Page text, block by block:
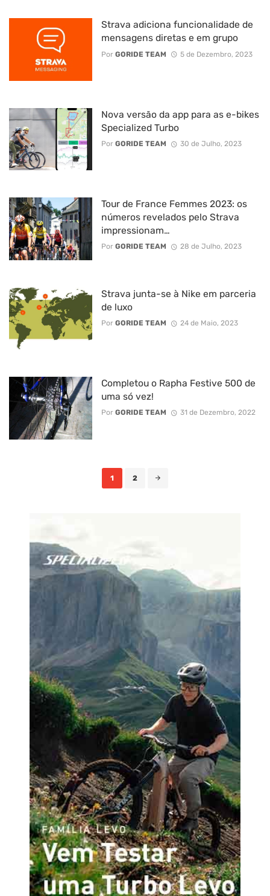
Strava adiciona funcionalidade de
mensagens diretas e em grupo
Por GORIDE TEAM 5 de Dezembro, 2023
Nova versão da app para as e-bikes
Specialized Turbo
Por GORIDE TEAM 30 de Julho, 2023
Tour de France Femmes 2023: os
números revelados pelo Strava
impressionam…
Por GORIDE TEAM 28 de Julho, 2023
Strava junta-se à Nike em parceria
de luxo
Por GORIDE TEAM 24 de Maio, 2023
Completou o Rapha Festive 500 de
uma só vez!
Por GORIDE TEAM 31 de Dezembro, 2022
1 2